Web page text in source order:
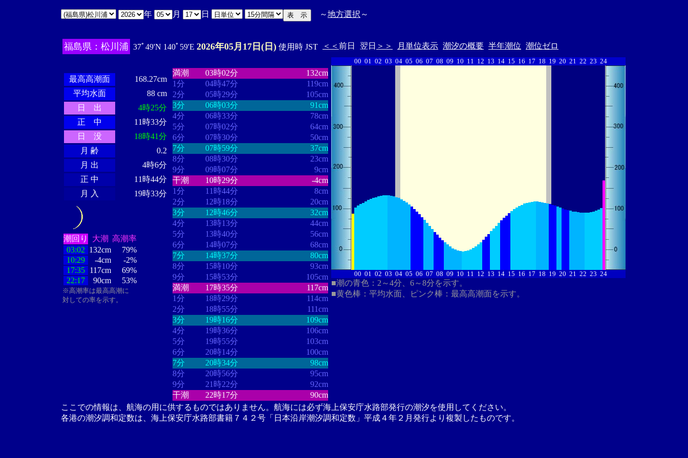
年 月 日 ～地方選択 ～
福島県：松川浦 37ﾟ49'N 140ﾟ59'E 2026年05月17日(日) 使用時 JST ＜＜ 前日 翌日 ＞＞ 月単位表示 潮汐の概要 半年潮位 潮位ゼロ
最高高潮面
168.27cm
平均水面
88 cm
日 出
4時25分
正 中
11時33分
日 没
18時41分
月 齢
0.2
月 出
4時6分
正 中
11時44分
月 入
19時33分
潮回り 大潮 高潮率
03:02 132cm
79%
10:29
-4cm
-2%
17:35 117cm
69%
22:17
90cm 53%
※高潮率は最高高潮に
対しての率を示す。
満潮
03時02分
132cm
1分
04時47分
119cm
2分
05時29分
105cm
3分
06時03分
91cm
4分
06時33分
78cm
5分
07時02分
64cm
6分
07時30分
50cm
7分
07時59分
37cm
8分
08時30分
23cm
9分
09時07分
9cm
干潮
10時29分
-4cm
1分
11時44分
8cm
2分
12時18分
20cm
3分
12時46分
32cm
4分
13時13分
44cm
5分
13時40分
56cm
6分
14時07分
68cm
7分
14時37分
80cm
8分
15時10分
93cm
9分
15時53分
105cm
満潮
17時35分
117cm
1分
18時29分
114cm
2分
18時55分
111cm
3分
19時16分
109cm
4分
19時36分
106cm
5分
19時55分
103cm
6分
20時14分
100cm
7分
20時34分
98cm
8分
20時56分
95cm
9分
21時22分
92cm
干潮
22時17分 90cm
00 01 02 03 04 05 06 07 08 09 10 11 12 13 14 15 16 17 18 19 20 21 22 23 24
00 01 02 03 04 05 06 07 08 09 10 11 12 13 14 15 16 17 18 19 20 21 22 23 24
■潮の青色：2～4分、6～8分を示す。
■黄色棒：平均水面、ピンク棒：最高高潮面を示す。
ここでの情報は、航海の用に供するものではありません。航海には必ず海上保安庁水路部発行の潮汐を使用してください。
各港の潮汐調和定数は、海上保安庁水路部書籍７４２号「日本沿岸潮汐調和定数」平成４年２月発行より複製したものです。